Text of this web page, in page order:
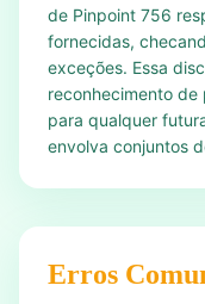
de Pinpoint 756
fornecidas,
exceções. Essa
reconhecimento
para qualquer
envolva conjuntos
Erros